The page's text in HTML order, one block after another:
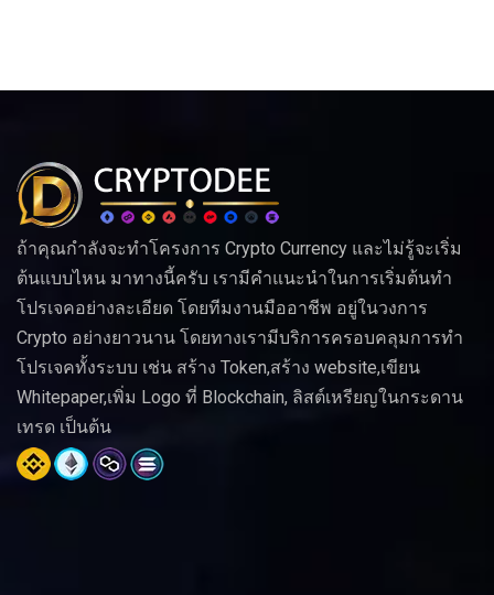
ถ้าคุณกำลังจะทำโครงการ Crypto Currency และไม่รู้จะเริ่ม
ต้นแบบไหน มาทางนี้ครับ เรามีคำแนะนำในการเริ่มต้นทำ
โปรเจคอย่างละเอียด โดยทีมงานมืออาชีพ อยู่ในวงการ
Crypto อย่างยาวนาน โดยทางเรามีบริการครอบคลุมการทำ
โปรเจคทั้งระบบ เช่น สร้าง Token,สร้าง website,เขียน
Whitepaper,เพิ่ม Logo ที่ Blockchain, ลิสต์เหรียญในกระดาน
เทรด เป็นต้น